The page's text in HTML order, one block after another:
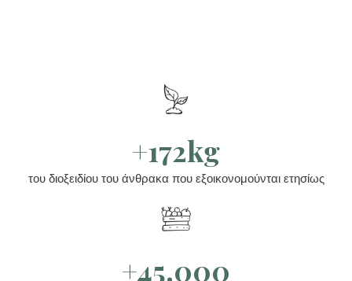
+172kg
του διοξειδίου του άνθρακα που εξοικονομούνται ετησίως
+45.000